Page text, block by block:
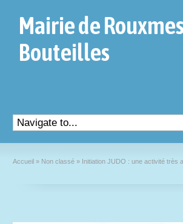
Mairie de
Bouteilles
Accueil » Non classé » Initiation JUDO : une activité très